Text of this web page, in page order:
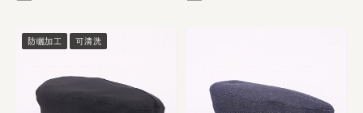
防曬加工 可清洗